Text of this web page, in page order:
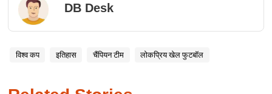
DB Desk
विश्व कप इतिहास चैंपियन टीम लोकप्रिय खेल फुटबॉल